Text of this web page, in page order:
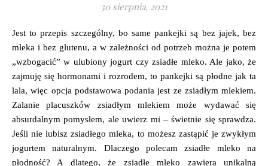
30 sierpnia, 2021
Jest to przepis szczególny, bo same pankejki są bez jajek, bez
mleka i bez glutenu, a w zależności od potrzeb można je potem
„wzbogacić” w ulubiony jogurt czy zsiadłe mleko. Ale jako, że
zajmuję się hormonami i rozrodem, to pankejki są płodne jak ta
lala, więc opcja podstawowa podania jest ze zsiadłym mlekiem.
Zalanie placuszków zsiadłym mlekiem może wydawać się
absurdalnym pomysłem, ale uwierz mi – świetnie się sprawdza.
Jeśli nie lubisz zsiadłego mleka, to możesz zastąpić je zwykłym
jogurtem naturalnym. Dlaczego polecam zsiadłe mleko na
płodność? A dlatego, że zsiadłe mleko zawiera unikalną